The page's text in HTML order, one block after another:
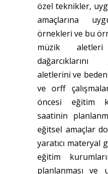
özel teknikler,
amaçlarına
örnekleri ve bu
müzik
aletlerini ve
ve orff
öncesi eğitim
saatinin
eğitsel amaçlar
yaratıcı materyal
eğitim
planlanması ve